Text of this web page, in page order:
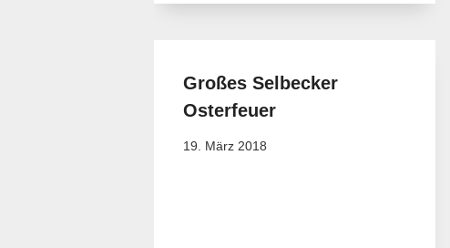
Großes Selbecker
Osterfeuer
19. März 2018